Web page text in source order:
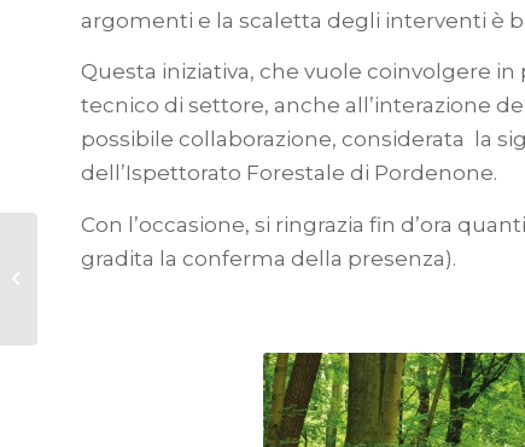
argomenti e la scaletta degli interventi è
Questa iniziativa, che vuole coinvolgere
tecnico di settore, anche all’interazione
possibile collaborazione, considerata la
dell’Ispettorato Forestale di Pordenone.
Con l’occasione, si ringrazia fin d’ora
gradita la conferma della presenza).
mercato: